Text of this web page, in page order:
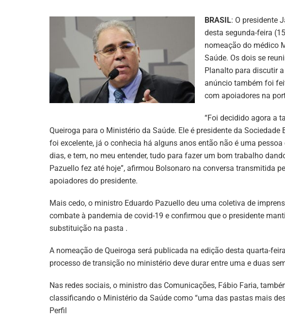
BRASIL: O presidente
desta segunda-feira
nomeação do médico
Saúde. Os dois se
Planalto para discutir
anúncio também foi
com apoiadores na
“Foi decidido agora a
Queiroga para o Ministério da Saúde. Ele é presidente da Sociedade
foi excelente, já o conhecia há alguns anos então não é uma
dias, e tem, no meu entender, tudo para fazer um bom trabalho
Pazuello fez até hoje”, afirmou Bolsonaro na conversa transmitida
apoiadores do presidente.
Mais cedo, o ministro Eduardo Pazuello deu uma coletiva de
combate à pandemia de covid-19 e confirmou que o presidente
substituição na pasta .
A nomeação de Queiroga será publicada na edição desta quarta-
processo de transição no ministério deve durar entre uma e duas
Nas redes sociais, o ministro das Comunicações, Fábio Faria,
classificando o Ministério da Saúde como “uma das pastas mais
Perfil